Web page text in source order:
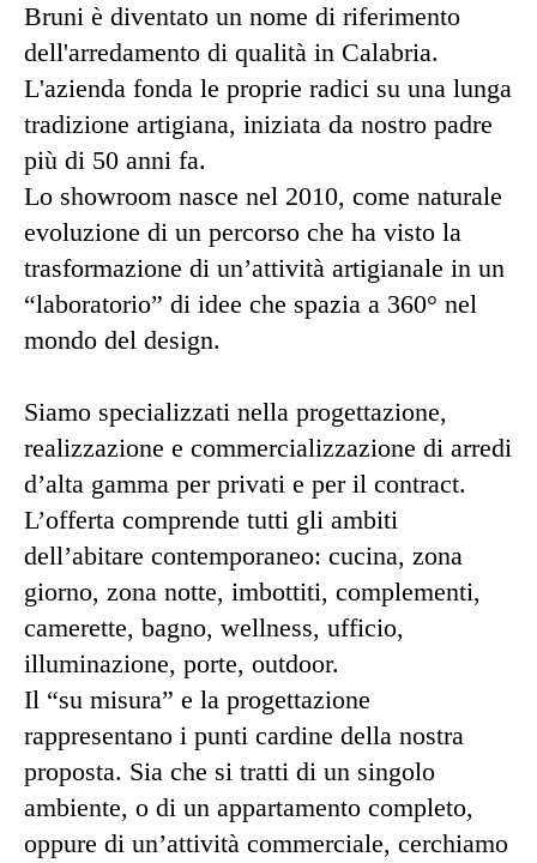
Bruni è diventato un nome di riferimento
dell'arredamento di qualità in Calabria.
L'azienda fonda le proprie radici su una lunga
tradizione artigiana, iniziata da nostro padre
più di 50 anni fa.
Lo showroom nasce nel 2010, come naturale
evoluzione di un percorso che ha visto la
trasformazione di un’attività artigianale in un
“laboratorio” di idee che spazia a 360° nel
mondo del design.
Siamo specializzati nella progettazione,
realizzazione e commercializzazione di arredi
d’alta gamma per privati e per il contract.
L’offerta comprende tutti gli ambiti
dell’abitare contemporaneo: cucina, zona
giorno, zona notte, imbottiti, complementi,
camerette, bagno, wellness, ufficio,
illuminazione, porte, outdoor.
Il “su misura” e la progettazione
rappresentano i punti cardine della nostra
proposta. Sia che si tratti di un singolo
ambiente, o di un appartamento completo,
oppure di un’attività commerciale, cerchiamo